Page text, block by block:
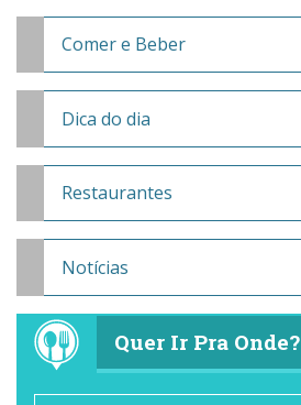
Comer e Beber
Dica do dia
Restaurantes
Notícias
Quer Ir Pra Onde?